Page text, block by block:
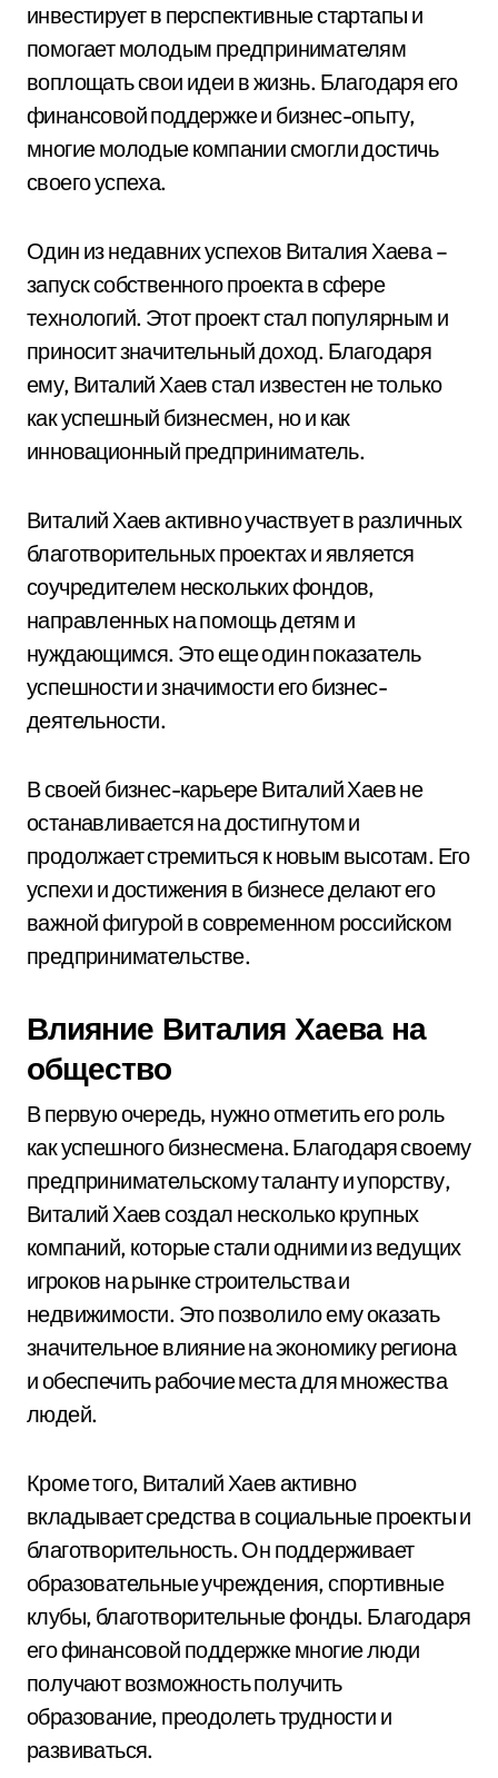
инвестирует в перспективные стартапы и
помогает молодым предпринимателям
воплощать свои идеи в жизнь. Благодаря его
финансовой поддержке и бизнес-опыту,
многие молодые компании смогли достичь
своего успеха.
Один из недавних успехов Виталия Хаева –
запуск собственного проекта в сфере
технологий. Этот проект стал популярным и
приносит значительный доход. Благодаря
ему, Виталий Хаев стал известен не только
как успешный бизнесмен, но и как
инновационный предприниматель.
Виталий Хаев активно участвует в различных
благотворительных проектах и является
соучредителем нескольких фондов,
направленных на помощь детям и
нуждающимся. Это еще один показатель
успешности и значимости его бизнес-
деятельности.
В своей бизнес-карьере Виталий Хаев не
останавливается на достигнутом и
продолжает стремиться к новым высотам. Его
успехи и достижения в бизнесе делают его
важной фигурой в современном российском
предпринимательстве.
Влияние Виталия Хаева на
общество
В первую очередь, нужно отметить его роль
как успешного бизнесмена. Благодаря своему
предпринимательскому таланту и упорству,
Виталий Хаев создал несколько крупных
компаний, которые стали одними из ведущих
игроков на рынке строительства и
недвижимости. Это позволило ему оказать
значительное влияние на экономику региона
и обеспечить рабочие места для множества
людей.
Кроме того, Виталий Хаев активно
вкладывает средства в социальные проекты и
благотворительность. Он поддерживает
образовательные учреждения, спортивные
клубы, благотворительные фонды. Благодаря
его финансовой поддержке многие люди
получают возможность получить
образование, преодолеть трудности и
развиваться.